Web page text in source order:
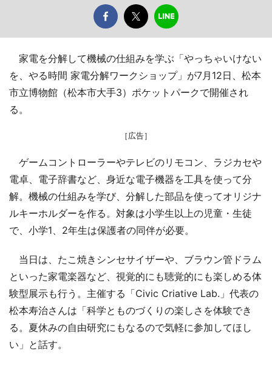
家電を分解して機械の仕組みを学ぶ「やっちゃいけない
を、やる時間 家電分解ワークショップ」が7月12日、松本
市立博物館（松本市大手3）ポケットパークで開催され
る。
［広告］
ゲームコントローラーやテレビのリモコン、ラジカセや
電卓、電子辞書など、身近な電子機器を工具を使って分
解。機械の仕組みを学び、分解した部品を使ってオリジナ
ルキーホルダーを作る。対象は小学生以上の児童・生徒
で、小学1、2年生は保護者の同伴が必要。
当日は、たこ焼きシンセサイザーや、ブラウン管ドラム
といった家電楽器など、視覚的にも聴覚的にも楽しめる体
験型展示も行う。主催する「Civic Criative Lab.」代表の
松本寿治さんは「科学とものづくりの楽しさを体験でき
る。夏休みの自由研究にもなるので気軽に参加してほし
い」と話す。